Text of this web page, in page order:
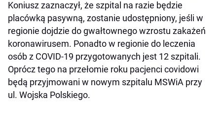
Koniusz zaznaczył, że szpital na razie będzie
placówką pasywną, zostanie udostępniony, jeśli w
regionie dojdzie do gwałtownego wzrostu zakażeń
koronawirusem. Ponadto w regionie do leczenia
osób z COVID-19 przygotowanych jest 12 szpitali.
Oprócz tego na przełomie roku pacjenci covidowi
będą przyjmowani w nowym szpitalu MSWiA przy
ul. Wojska Polskiego.